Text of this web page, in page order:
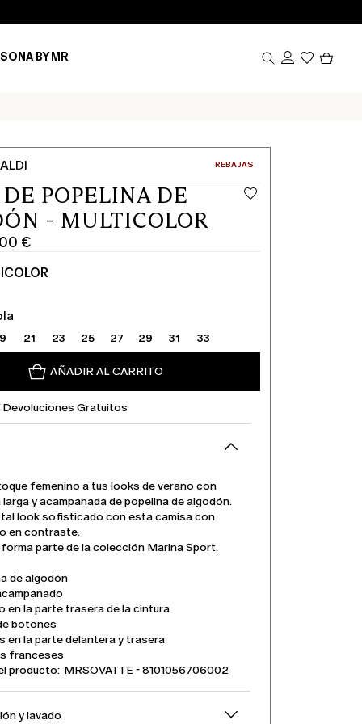
BY MR
CATEGORÍA:
REBAJAS
POPELINA DE
- MULTICOLOR
€
21 23 25 27 29 31 33
AÑADIR AL CARRITO
Devoluciones Gratuitos
femenino a tus looks de verano con
y acampanada de popelina de algodón.
look sofisticado con esta camisa con
en contraste.
parte de la colección Marina Sport.
de algodón
en la parte trasera de la cintura
botones
en la parte delantera y trasera
franceses
producto: MRSOVATTE - 8101056706002
y lavado